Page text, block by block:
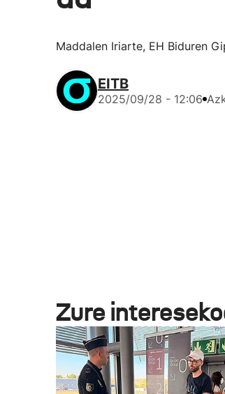
Maddalen Iriarte, EH Biduren
EITB
2025/09/28 - 12:06
Zure